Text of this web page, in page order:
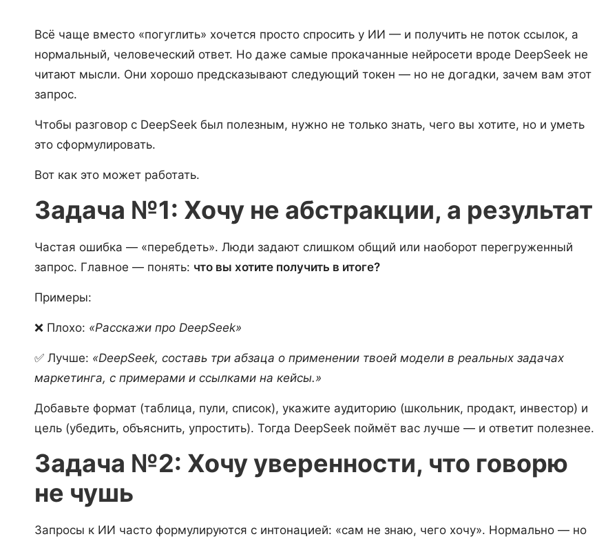
Всё чаще вместо «погуглить» хочется просто спросить у ИИ — и получить не поток ссылок, а
нормальный, человеческий ответ. Но даже самые прокачанные нейросети вроде DeepSeek не
читают мысли. Они хорошо предсказывают следующий токен — но не догадки, зачем вам этот
запрос.
Чтобы разговор с DeepSeek был полезным, нужно не только знать, чего вы хотите, но и уметь
это сформулировать.
Вот как это может работать.
Задача №1: Хочу не абстракции, а результат
Частая ошибка — «перебдеть». Люди задают слишком общий или наоборот перегруженный
запрос. Главное — понять: что вы хотите получить в итоге?
Примеры:
❌ Плохо: «Расскажи про DeepSeek»
✅ Лучше: «DeepSeek, составь три абзаца о применении твоей модели в реальных задачах
маркетинга, с примерами и ссылками на кейсы.»
Добавьте формат (таблица, пули, список), укажите аудиторию (школьник, продакт, инвестор) и
цель (убедить, объяснить, упростить). Тогда DeepSeek поймёт вас лучше — и ответит полезнее.
Задача №2: Хочу уверенности, что говорю
не чушь
Запросы к ИИ часто формулируются с интонацией: «сам не знаю, чего хочу». Нормально — но